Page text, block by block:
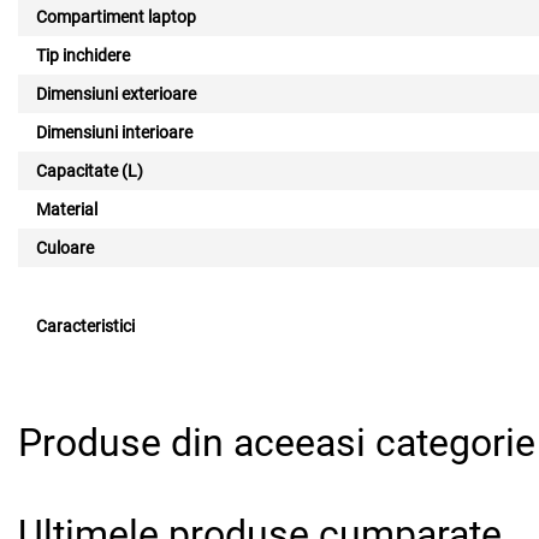
Compartiment laptop
Tip inchidere
Dimensiuni exterioare
Dimensiuni interioare
Capacitate (L)
Material
Culoare
Caracteristici
Produse din aceeasi categorie